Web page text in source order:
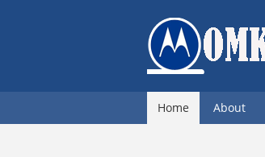
Home About